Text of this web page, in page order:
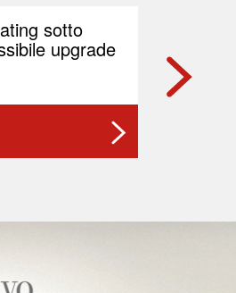
sotto
upgrade